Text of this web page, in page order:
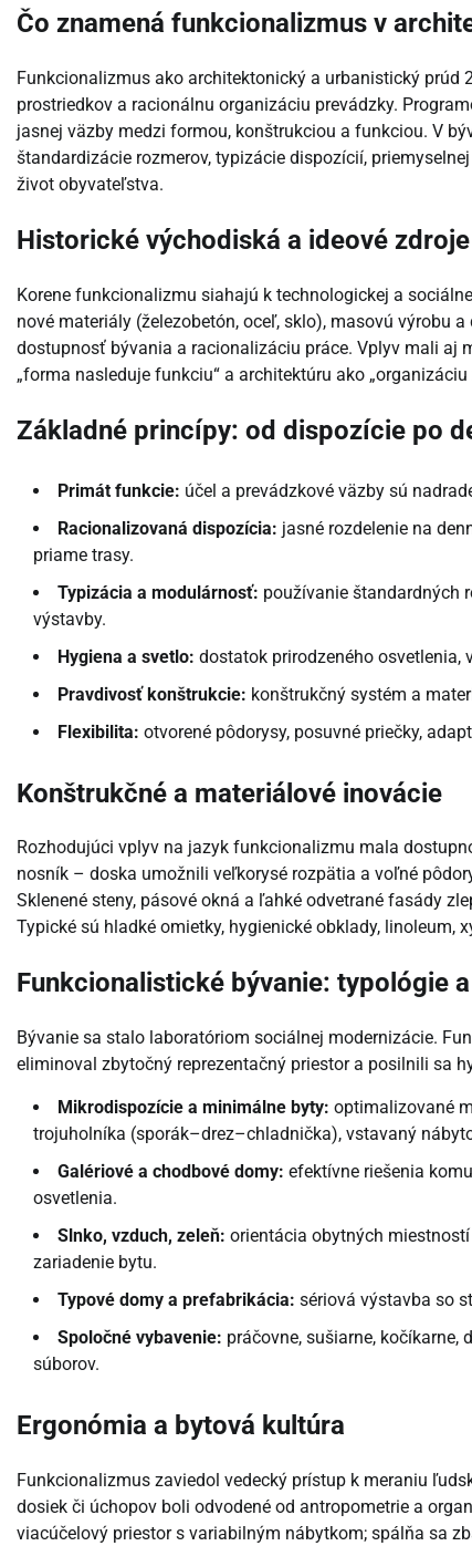
Čo znamená funkcionalizmus v
Funkcionalizmus ako architektonický a urbanistický
prostriedkov a racionálnu organizáciu prevádzky.
jasnej väzby medzi formou, konštrukciou a funkciou. V
štandardizácie rozmerov, typizácie dispozícií,
život obyvateľstva.
Historické východiská a ideové zdroje
Korene funkcionalizmu siahajú k technologickej a
nové materiály (železobetón, oceľ, sklo), masovú výrobu
dostupnosť bývania a racionalizáciu práce. Vplyv mali aj
„forma nasleduje funkciu“ a architektúru ako „organizáciu
Základné princípy: od dispozície po
Primát funkcie: účel a prevádzkové väzby sú
Racionalizovaná dispozícia: jasné rozdelenie na
priame trasy.
Typizácia a modulárnosť: používanie štandardných
výstavby.
Hygiena a svetlo: dostatok prirodzeného osvetlenia,
Pravdivosť konštrukcie: konštrukčný systém a
Flexibilita: otvorené pôdorysy, posuvné priečky,
Konštrukčné a materiálové inovácie
Rozhodujúci vplyv na jazyk funkcionalizmu mala
nosník – doska umožnili veľkorysé rozpätia a voľné
Sklenené steny, pásové okná a ľahké odvetrané fasády
Typické sú hladké omietky, hygienické obklady, linoleum,
Funkcionalistické bývanie: typológie
Bývanie sa stalo laboratóriom sociálnej modernizácie.
eliminoval zbytočný reprezentačný priestor a posilnili sa
Mikrodispozície a minimálne byty: optimalizované
trojuholníka (sporák–drez–chladnička), vstavaný
Galériové a chodbové domy: efektívne riešenia
osvetlenia.
Slnko, vzduch, zeleň: orientácia obytných
zariadenie bytu.
Typové domy a prefabrikácia: sériová výstavba so
Spoločné vybavenie: práčovne, sušiarne,
súborov.
Ergonómia a bytová kultúra
Funkcionalizmus zaviedol vedecký prístup k meraniu
dosiek či úchopov boli odvodené od antropometrie a
viacúčelový priestor s variabilným nábytkom; spálňa sa